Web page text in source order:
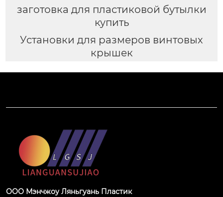
заготовка для пластиковой бутылки
купить
Установки для размеров винтовых
крышек
ООО Мэнчжоу Ляньгуань Пластик